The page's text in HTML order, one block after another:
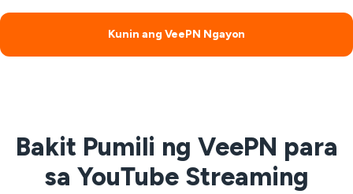
Kunin ang VeePN Ngayon
Bakit Pumili ng VeePN para
sa YouTube Streaming